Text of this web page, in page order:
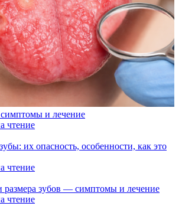
и лечение
чтение
их опасность, особенности, как это
чтение
зубов — симптомы и лечение
чтение